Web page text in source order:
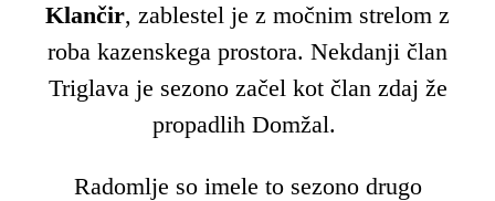
Klančir, zablestel je z močnim strelom z
roba kazenskega prostora. Nekdanji član
Triglava je sezono začel kot član zdaj že
propadlih Domžal.
Radomlje so imele to sezono drugo